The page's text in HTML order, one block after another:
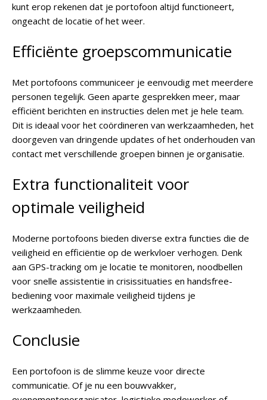
kunt erop rekenen dat je portofoon altijd functioneert,
ongeacht de locatie of het weer.
Efficiënte groepscommunicatie
Met portofoons communiceer je eenvoudig met meerdere
personen tegelijk. Geen aparte gesprekken meer, maar
efficiënt berichten en instructies delen met je hele team.
Dit is ideaal voor het coördineren van werkzaamheden, het
doorgeven van dringende updates of het onderhouden van
contact met verschillende groepen binnen je organisatie.
Extra functionaliteit voor
optimale veiligheid
Moderne portofoons bieden diverse extra functies die de
veiligheid en efficiëntie op de werkvloer verhogen. Denk
aan GPS-tracking om je locatie te monitoren, noodbellen
voor snelle assistentie in crisissituaties en handsfree-
bediening voor maximale veiligheid tijdens je
werkzaamheden.
Conclusie
Een portofoon is de slimme keuze voor directe
communicatie. Of je nu een bouwvakker,